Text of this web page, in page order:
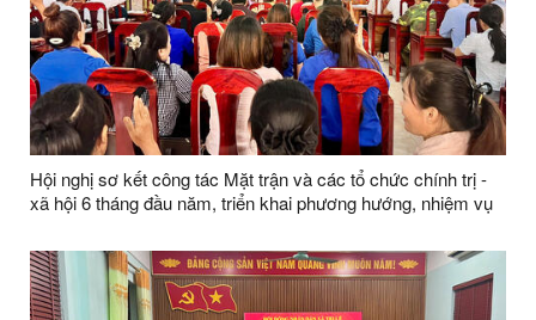
Hội nghị sơ kết công tác Mặt trận và các tổ chức chính trị -
xã hội 6 tháng đầu năm, triển khai phương hướng, nhiệm vụ